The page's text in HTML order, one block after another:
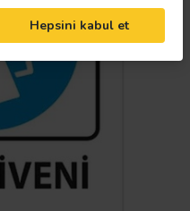
Hepsini kabul et